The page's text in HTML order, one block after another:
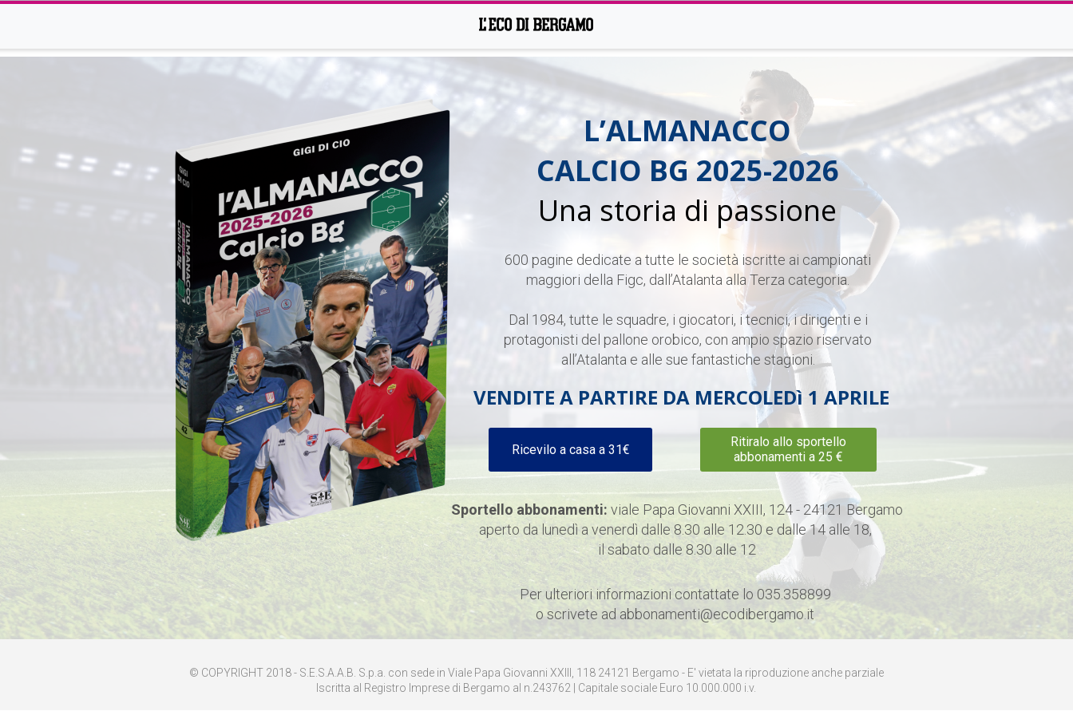
L’ALMANACCO
CALCIO BG 2025-2026
Una storia di passione
600 pagine dedicate a tutte le società iscritte ai campionati
maggiori della Figc, dall’Atalanta alla Terza categoria.
Dal 1984, tutte le squadre, i giocatori, i tecnici, i dirigenti e i
protagonisti del pallone orobico, con ampio spazio riservato
all’Atalanta e alle sue fantastiche stagioni.
VENDITE A PARTIRE DA MERCOLEDì 1 APRILE
Ricevilo a casa a 31€
Ritiralo allo sportello
abbonamenti a 25 €
Sportello abbonamenti: viale Papa Giovanni XXIII, 124 - 24121 Bergamo
aperto da lunedì a venerdì dalle 8.30 alle 12.30 e dalle 14 alle 18,
il sabato dalle 8.30 alle 12
Per ulteriori informazioni contattate lo 035.358899
o scrivete ad abbonamenti@ecodibergamo.it
© COPYRIGHT 2018 - S.E.S.A.A.B. S.p.a. con sede in Viale Papa Giovanni XXIII, 118 24121 Bergamo - E' vietata la riproduzione anche parziale
Iscritta al Registro Imprese di Bergamo al n.243762 | Capitale sociale Euro 10.000.000 i.v.